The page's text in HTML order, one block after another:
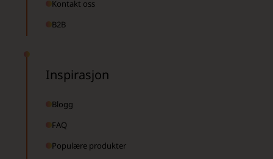
Kontakt oss
B2B
Inspirasjon
Blogg
FAQ
Populære produkter